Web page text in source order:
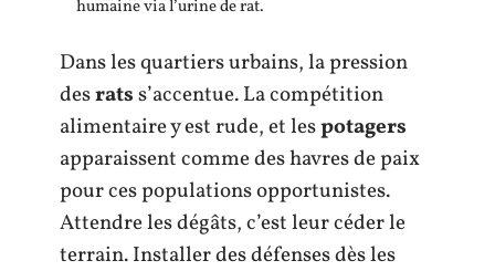
humaine via l’urine de rat.
Dans les quartiers urbains, la pression
desratss’accentue. La compétition
alimentaire y est rude, et lespotagers
apparaissent comme des havres de paix
pour ces populations opportunistes.
Attendre les dégâts, c’est leur céder le
terrain. Installer des défenses dès les